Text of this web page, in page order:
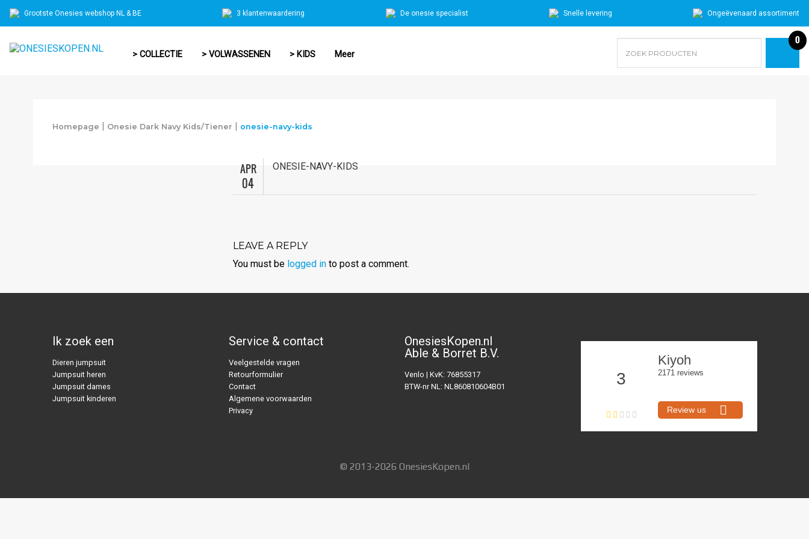
Grootste Onesies webshop NL & BE 3 klantenwaardering De onesie specialist Snelle levering Ongeëvenaard assortiment
> COLLECTIE > VOLWASSENEN > KIDS Meer
0
Homepage Onesie Dark Navy Kids/Tiener onesie-navy-kids
APR
04
ONESIE-NAVY-KIDS
LEAVE A REPLY
You must be logged in to post a comment.
Ik zoek een
Dieren jumpsuit
Jumpsuit heren
Jumpsuit dames
Jumpsuit kinderen
Service & contact
Veelgestelde vragen
Retourformulier
Contact
Algemene voorwaarden
Privacy
OnesiesKopen.nl
Able & Borret B.V.
Venlo | KvK: 76855317
BTW-nr NL: NL860810604B01
© 2013-2026 OnesiesKopen.nl